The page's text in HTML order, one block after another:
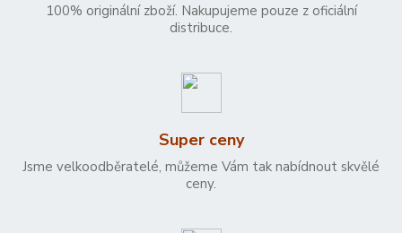
100% originální zboží. Nakupujeme pouze z oficiální
distribuce.
Super ceny
Jsme velkoodběratelé, můžeme Vám tak nabídnout skvělé
ceny.